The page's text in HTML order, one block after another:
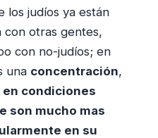
los judíos ya están
con otras gentes,
con no-judíos; en
una concentración,
condiciones
son mucho mas
en su